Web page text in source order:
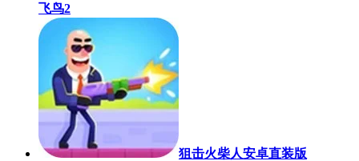
飞鸟2
狙击火柴人安卓直装版